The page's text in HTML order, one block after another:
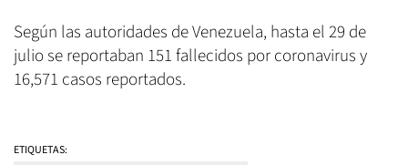
Según las autoridades de Venezuela, hasta el 29 de
julio se reportaban 151 fallecidos por coronavirus y
16,571 casos reportados.
ETIQUETAS: